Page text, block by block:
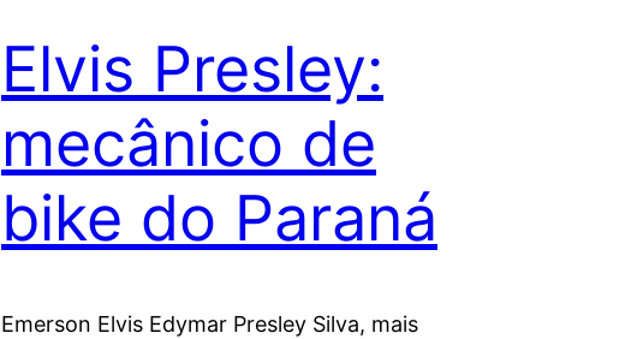
Elvis Presley:
mecânico de
bike do Paraná
Emerson Elvis Edymar Presley Silva, mais